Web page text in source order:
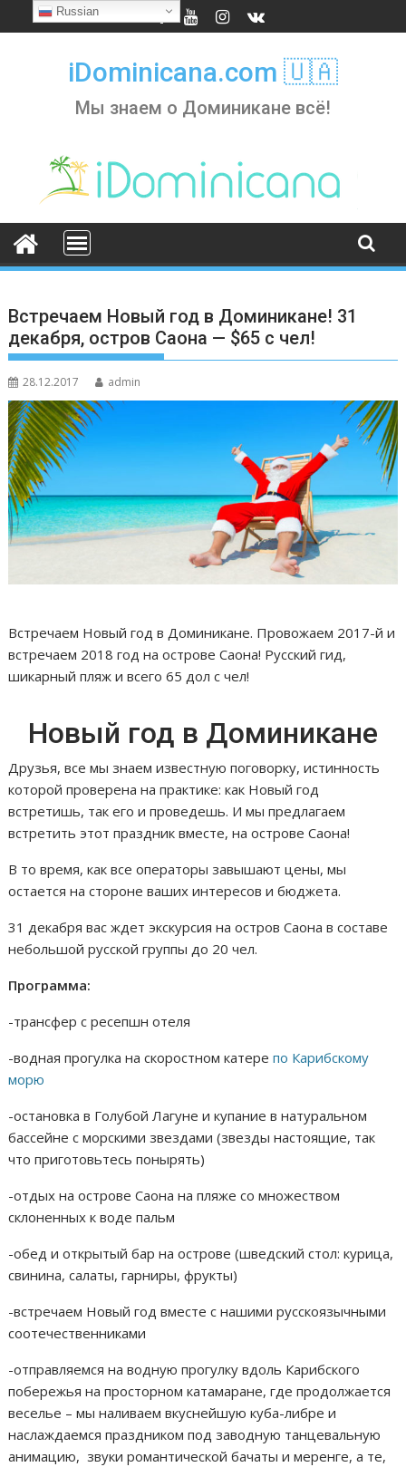
to
iDominicana.com 🇺🇦
Мы знаем о Доминикане всё!
Встречаем Новый год в Доминикане! 31
декабря, остров Саона — $65 с чел!
28.12.2017 admin
Встречаем Новый год в Доминикане. Провожаем 2017-й и
встречаем 2018 год на острове Саона! Русский гид,
шикарный пляж и всего 65 дол с чел!
Новый год в Доминикане
Друзья, все мы знаем известную поговорку, истинность
которой проверена на практике: как Новый год
встретишь, так его и проведешь. И мы предлагаем
встретить этот праздник вместе, на острове Саона!
В то время, как все операторы завышают цены, мы
остается на стороне ваших интересов и бюджета.
31 декабря вас ждет экскурсия на остров Саона в составе
небольшой русской группы до 20 чел.
Программа:
-трансфер с ресепшн отеля
-водная прогулка на скоростном катерепо Карибскому
морю
-остановка в Голубой Лагуне и купание в натуральном
бассейне с морскими звездами (звезды настоящие, так
что приготовьтесь понырять)
-отдых на острове Саона на пляже со множеством
склоненных к воде пальм
-обед и открытый бар на острове (шведский стол: курица,
свинина, салаты, гарниры, фрукты)
-встречаем Новый год вместе с нашими русскоязычными
соотечественниками
-отправляемся на водную прогулку вдоль Карибского
побережья на просторном катамаране, где продолжается
веселье – мы наливаем вкуснейшую куба-либре и
наслаждаемся праздником под заводную танцевальную
анимацию, звуки романтической бачаты и меренге, а те,
Russian